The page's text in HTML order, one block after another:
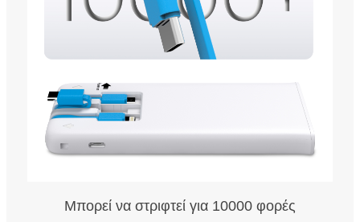
Μπορεί να στριφτεί για 10000 φορές